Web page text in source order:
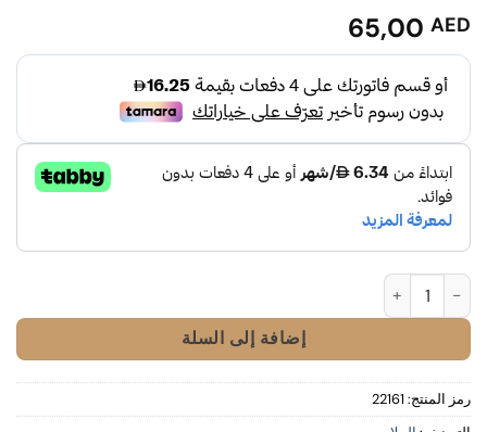
65,00 AED
كمية 2026 Moroccan Football Hat World Cup
إضافة إلى السلة
رمز المنتج: 22161